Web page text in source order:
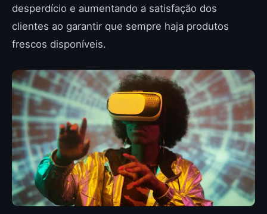
desperdício e aumentando a satisfação dos
clientes ao garantir que sempre haja produtos
frescos disponíveis.